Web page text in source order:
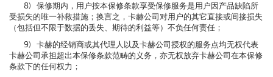
8) 保修期内，用户按本保修条款享受保修服务是用户因产品缺陷所
受损失的唯一补救措施；换言之，卡赫公司对用户的其它直接或间接损失
（包括但不限于数据的丢失、期待的利益等）不负任何责任；
9) 卡赫的经销商或其代理人以及卡赫公司授权的服务点均无权代表
卡赫公司承担超出本保修条款范畴的义务，亦无权放弃卡赫公司在本保修
条款下的任何权力；